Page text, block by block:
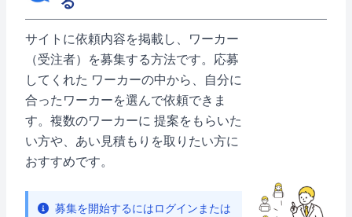
サイトに依頼内容を掲載し、ワーカー
（受注者）を募集する方法です。応募
してくれた ワーカーの中から、自分に
合ったワーカーを選んで依頼できま
す。複数のワーカーに 提案をもらいた
い方や、あい見積もりを取りたい方に
おすすめです。
募集を開始するにはログインまたは